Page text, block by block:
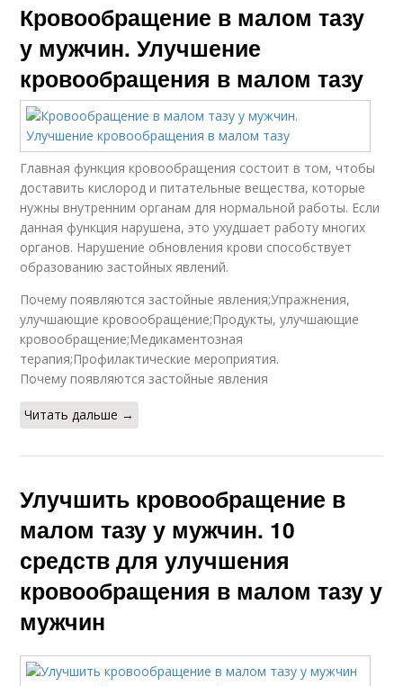
Кровообращение в малом тазу
у мужчин. Улучшение
кровообращения в малом тазу
Главная функция кровообращения состоит в том, чтобы
доставить кислород и питательные вещества, которые
нужны внутренним органам для нормальной работы. Если
данная функция нарушена, это ухудшает работу многих
органов. Нарушение обновления крови способствует
образованию застойных явлений.
Почему появляются застойные явления;Упражнения,
улучшающие кровообращение;Продукты, улучшающие
кровообращение;Медикаментозная
терапия;Профилактические мероприятия.
Почему появляются застойные явления
Читать дальше →
Улучшить кровообращение в
малом тазу у мужчин. 10
средств для улучшения
кровообращения в малом тазу у
мужчин